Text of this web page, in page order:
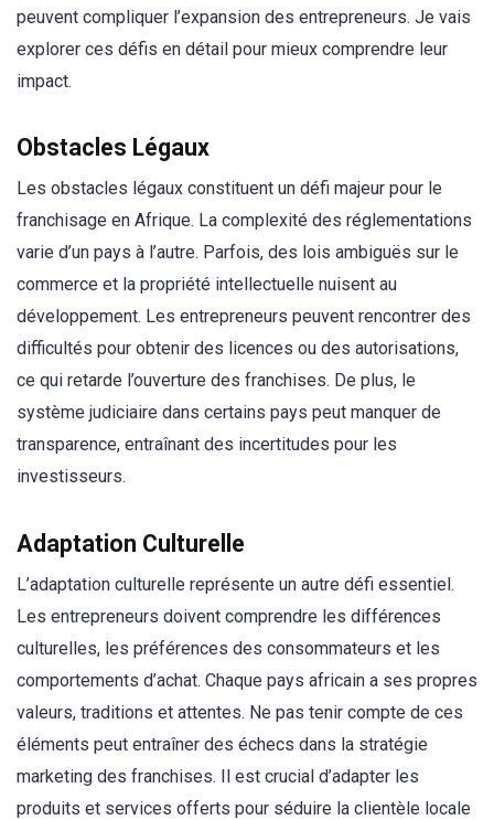
peuvent compliquer l’expansion des entrepreneurs. Je vais
explorer ces défis en détail pour mieux comprendre leur
impact.
Obstacles Légaux
Les obstacles légaux constituent un défi majeur pour le
franchisage en Afrique. La complexité des réglementations
varie d’un pays à l’autre. Parfois, des lois ambiguës sur le
commerce et la propriété intellectuelle nuisent au
développement. Les entrepreneurs peuvent rencontrer des
difficultés pour obtenir des licences ou des autorisations,
ce qui retarde l’ouverture des franchises. De plus, le
système judiciaire dans certains pays peut manquer de
transparence, entraînant des incertitudes pour les
investisseurs.
Adaptation Culturelle
L’adaptation culturelle représente un autre défi essentiel.
Les entrepreneurs doivent comprendre les différences
culturelles, les préférences des consommateurs et les
comportements d’achat. Chaque pays africain a ses propres
valeurs, traditions et attentes. Ne pas tenir compte de ces
éléments peut entraîner des échecs dans la stratégie
marketing des franchises. Il est crucial d’adapter les
produits et services offerts pour séduire la clientèle locale